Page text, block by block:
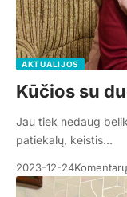
AKTUALIJOS
Kūčios su
Jau tiek nedaug
patiekalų, keistis…
2023-12-24